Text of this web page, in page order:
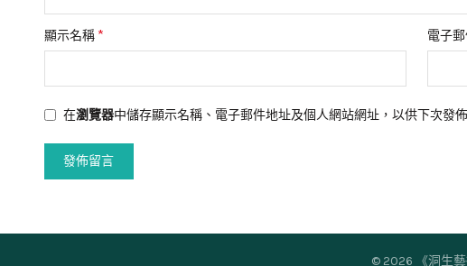
顯示名稱 * 電子
在瀏覽器中儲存顯示名稱、電子郵件地址及個人網站網址，以供下次發
© 2026 《洞生